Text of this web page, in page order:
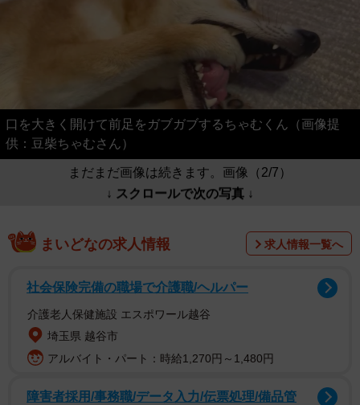
口を大きく開けて前足をガブガブするちゃむくん（画像提
供：豆柴ちゃむさん）
まだまだ画像は続きます。画像（2/7）
↓ スクロールで次の写真 ↓
まいどなの求人情報 求人情報一覧へ
社会保険完備の職場で介護職/ヘルパー
介護老人保健施設 エスポワール越谷
埼玉県 越谷市
アルバイト・パート：時給1,270円～1,480円
障害者採用/事務職/データ入力/伝票処理/備品管